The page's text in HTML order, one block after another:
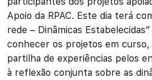
Apoio da RPAC. Este dia terá
rede – Dinâmicas
conhecer os projetos em curso,
partilha de experiências pelos
à reflexão conjunta sobre as